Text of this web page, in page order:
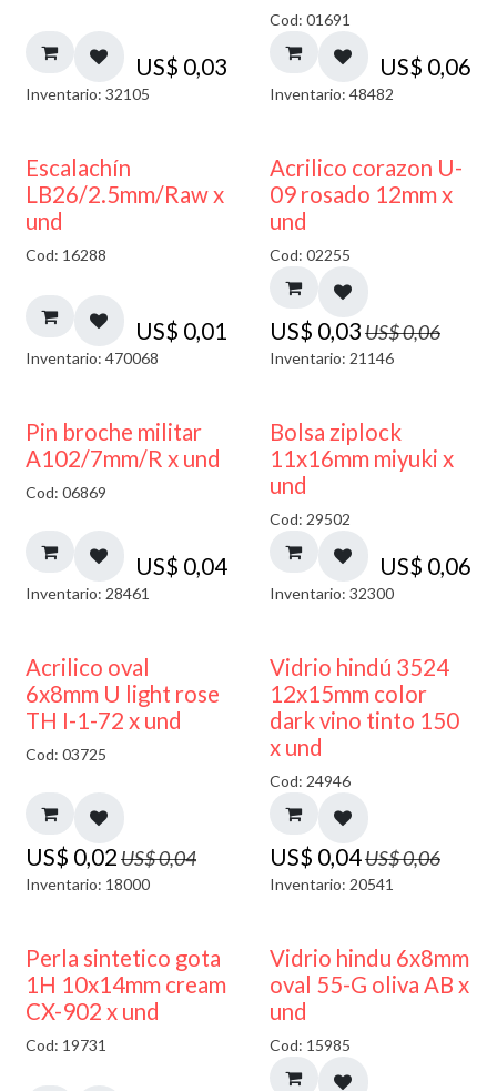
US$ 0,03
Inventario: 32105
Cod: 01691
US$ 0,06
Inventario: 48482
Escalachín
LB26/2.5mm/Raw x
und
Cod: 16288
US$ 0,01
Inventario: 470068
50% DESCUENTO
Acrilico corazon U-
09 rosado 12mm x
und
Cod: 02255
US$ 0,03US$0,06
Inventario: 21146
Pin broche militar
A102/7mm/R x und
Cod: 06869
US$ 0,04
Inventario: 28461
¡NUEVO!
Bolsa ziplock
11x16mm miyuki x
und
Cod: 29502
US$ 0,06
Inventario: 32300
50% DESCUENTO
Acrilico oval
6x8mm U light rose
TH I-1-72 x und
Cod: 03725
US$ 0,02US$0,04
Inventario: 18000
40% DESCUENTO
Vidrio hindú 3524
12x15mm color
dark vino tinto 150
x und
Cod: 24946
US$ 0,04US$0,06
Inventario: 20541
Perla sintetico gota
1H 10x14mm cream
CX-902 x und
Cod: 19731 50% DESCUENTO
Vidrio hindu 6x8mm
oval 55-G oliva AB x
und
Cod: 15985